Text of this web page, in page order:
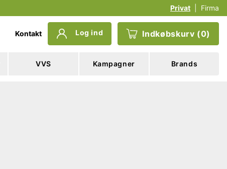
Privat Firma
Kontakt Log ind Indkøbskurv (0)
VVS Kampagner Brands